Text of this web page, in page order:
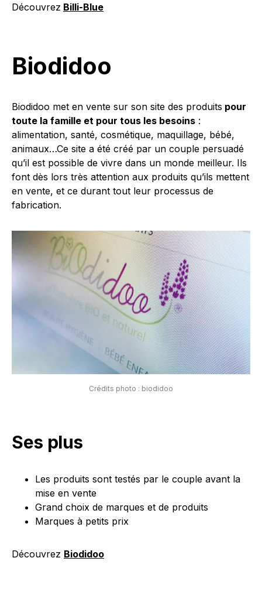
Découvrez Billi-Blue
Biodidoo
Biodidoo met en vente sur son site des produits pour
toute la famille et pour tous les besoins :
alimentation, santé, cosmétique, maquillage, bébé,
animaux…Ce site a été créé par un couple persuadé
qu’il est possible de vivre dans un monde meilleur. Ils
font dès lors très attention aux produits qu’ils mettent
en vente, et ce durant tout leur processus de
fabrication.
Crédits photo : biodidoo
Ses plus
Les produits sont testés par le couple avant la
mise en vente
Grand choix de marques et de produits
Marques à petits prix
Découvrez Biodidoo